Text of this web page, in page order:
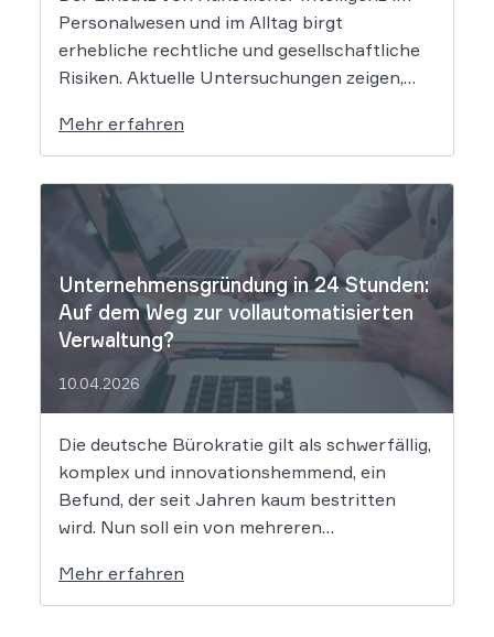
Personalwesen und im Alltag birgt
erhebliche rechtliche und gesellschaftliche
Risiken. Aktuelle Untersuchungen zeigen,
Bewerbungsprozessen systematisch
rassistisch aussortieren und Frauen zu
geringeren Gehaltsforderungen raten. Diese
digitalen Vorurteile stellen Unternehmen
vor massive Haftungsrisiken nach dem
Allgemeinen Gleichbehandlungsgesetz. Die
fortschreitende Digitalisierung […]
Mehr erfahren
Unternehmensgründung in 24 Stunden:
Auf dem Weg zur vollautomatisierten
Verwaltung?
10.04.2026
Die deutsche Bürokratie gilt als schwerfällig,
komplex und innovationshemmend, ein
Befund, der seit Jahren kaum bestritten
wird. Nun soll ein von mehreren
Reformprojekt Abhilfe schaffen. Der Ansatz
ist ambitioniert: Unternehmensgründungen
Mehr erfahren